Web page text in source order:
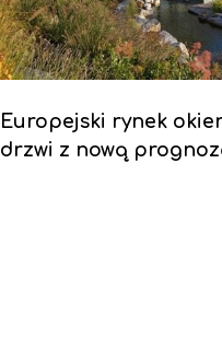
Europejski rynek
drzwi z nową